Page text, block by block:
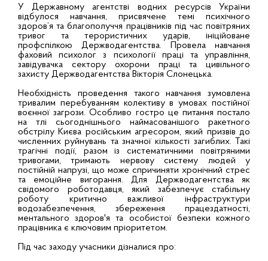
У Державному агентстві водних ресурсів України
відбулося навчання, присвячене темі психічного
здоров’я та благополуччя працівників під час повітряних
тривог та терористичних ударів, ініційоване
профспілкою Держводагентства. Провела навчання
фаховий психолог з психології праці та управління,
завідувачка сектору охорони праці та цивільного
захисту Держводагентства Вікторія Слонецька.
Необхідність проведення такого навчання зумовлена
тривалим перебуванням колективу в умовах постійної
воєнної загрози. Особливо гостро це питання постало
на тлі сьогоднішнього наймасованішого ракетного
обстрілу Києва російським агресором, який призвів до
численних руйнувань та значної кількості загиблих. Такі
трагічні події, разом із систематичними повітряними
тривогами, тримають нервову систему людей у
постійній напрузі, що може спричиняти хронічний стрес
та емоційне вигорання. Для Держводагентства як
свідомого роботодавця, який забезпечує стабільну
роботу критично важливої інфраструктури
водозабезпечення, збереження працездатності,
ментального здоров'я та особистої безпеки кожного
працівника є ключовим пріоритетом.
Під час заходу учасники дізналися про: